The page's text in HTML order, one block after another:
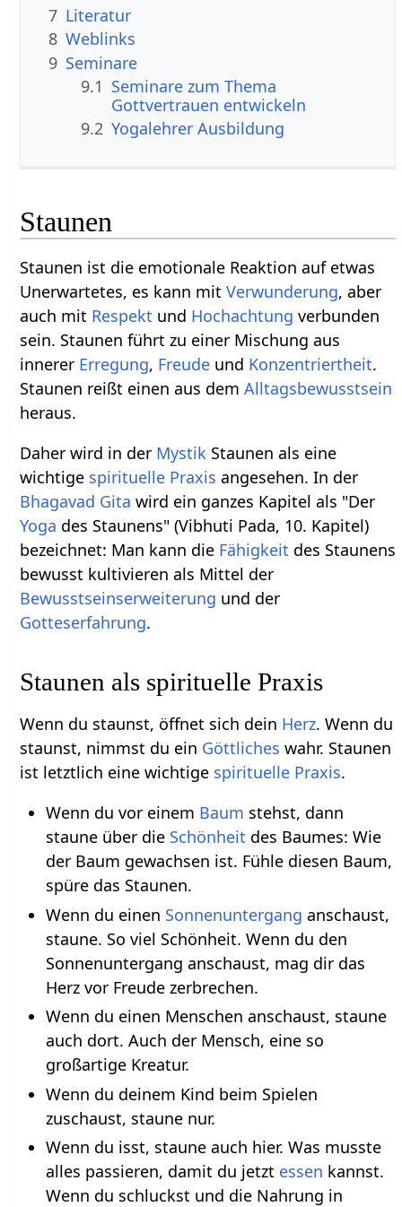
7 Literatur
8 Weblinks
9 Seminare
9.1 Seminare zum Thema
Gottvertrauen entwickeln
9.2 Yogalehrer Ausbildung
Staunen
Staunen ist die emotionale Reaktion auf etwas
Unerwartetes, es kann mitVerwunderung, aber
auch mit Respekt und Hochachtung verbunden
sein. Staunen führt zu einer Mischung aus
innerer Erregung, Freude und Konzentriertheit.
Staunen reißt einen aus demAlltagsbewusstsein
heraus.
Daher wird in der Mystik Staunen als eine
wichtige spirituelle Praxis angesehen. In der
Bhagavad Gita wird ein ganzes Kapitel als "Der
Yoga des Staunens" (Vibhuti Pada, 10. Kapitel)
bezeichnet: Man kann die Fähigkeit des Staunens
bewusst kultivieren als Mittel der
Bewusstseinserweiterung und der
Gotteserfahrung.
Staunen als spirituelle Praxis
Wenn du staunst, öffnet sich dein Herz. Wenn du
staunst, nimmst du ein Göttliches wahr. Staunen
ist letztlich eine wichtige spirituelle Praxis.
Wenn du vor einem Baum stehst, dann
staune über die Schönheit des Baumes: Wie
der Baum gewachsen ist. Fühle diesen Baum,
spüre das Staunen.
Wenn du einen Sonnenuntergang anschaust,
staune. So viel Schönheit. Wenn du den
Sonnenuntergang anschaust, mag dir das
Herz vor Freude zerbrechen.
Wenn du einen Menschen anschaust, staune
auch dort. Auch der Mensch, eine so
großartige Kreatur.
Wenn du deinem Kind beim Spielen
zuschaust, staune nur.
Wenn du isst, staune auch hier. Was musste
alles passieren, damit du jetzt essen kannst.
Wenn du schluckst und die Nahrung in